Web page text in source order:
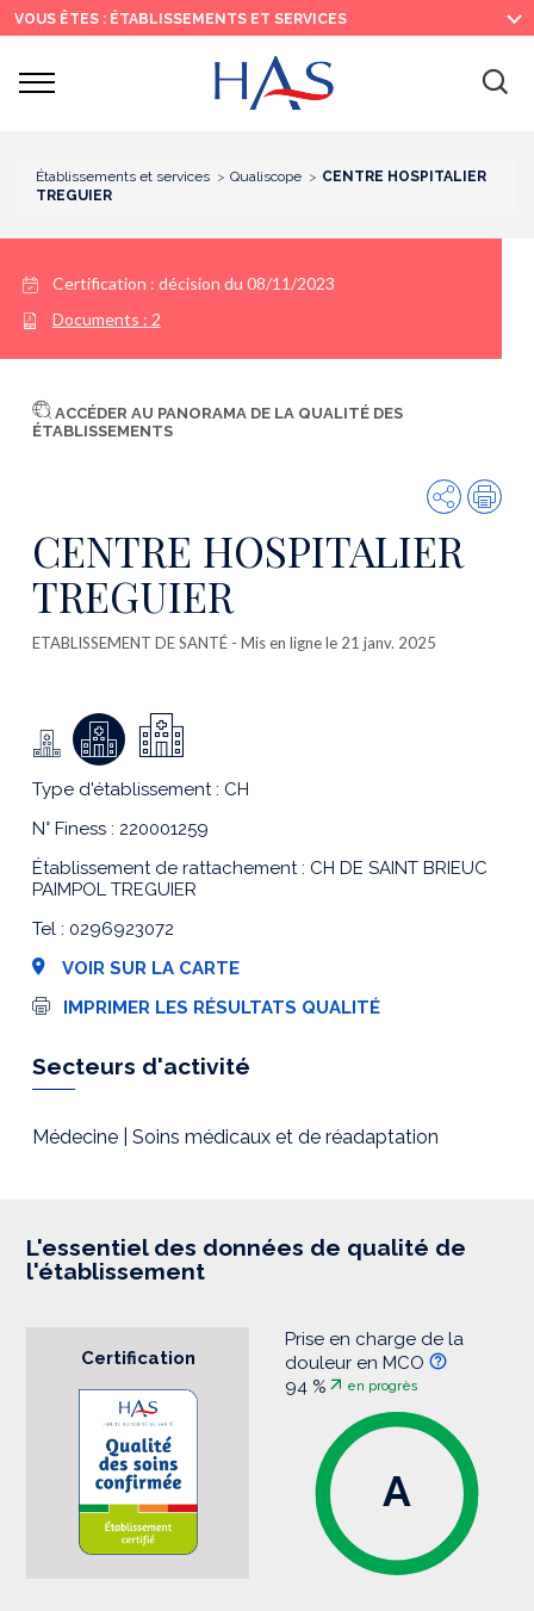
Recherche
Menu
principal
Contenu
principal
VOUS ÊTES : ÉTABLISSEMENTS ET SERVICES
Ouvrir
Établissements et services Qualiscope
CENTRE HOSPITALIER
TREGUIER
Certification : décision du 08/11/2023
Documents : 2
ACCÉDER AU PANORAMA DE LA QUALITÉ DES
ÉTABLISSEMENTS
Partager
CENTRE HOSPITALIER
TREGUIER
ETABLISSEMENT DE SANTÉ - Mis en ligne le 21 janv. 2025
Type d'établissement : CH
N° Finess : 220001259
Établissement de rattachement : CH DE SAINT BRIEUC
PAIMPOL TREGUIER
Tel : 0296923072
VOIR SUR LA CARTE
I
e
s
i
o
IMPRIMER LES RÉSULTATS QUALITÉ
Secteurs d'activité
Médecine | Soins médicaux et de réadaptation
L'essentiel des données de qualité de
l'établissement
Certification
Prise en charge de la
douleur en MCO
94 %
en progrès
A